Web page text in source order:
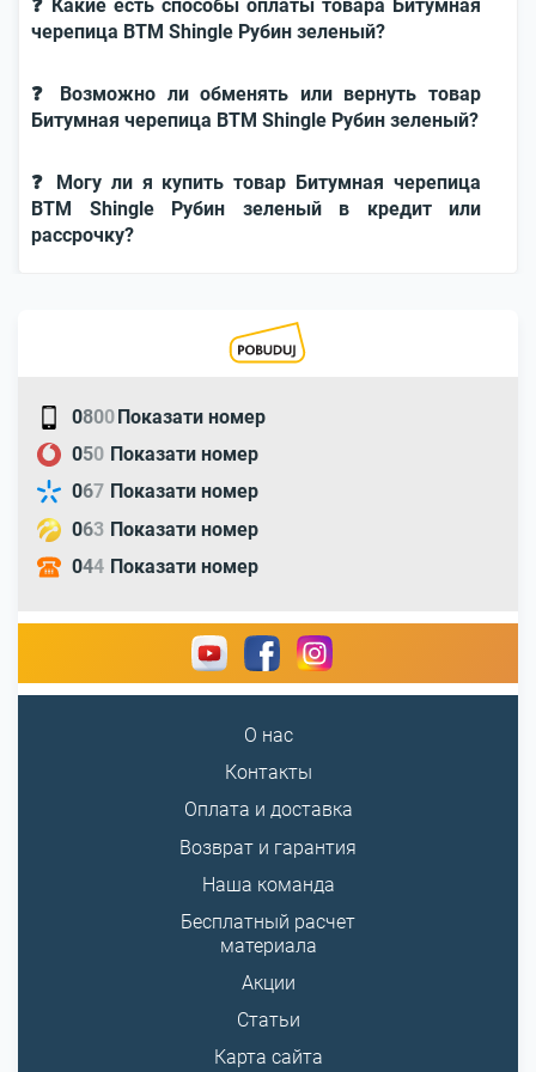
❓ Какие есть способы оплаты товара Битумная
черепица BTM Shingle Рубин зеленый?
❓ Возможно ли обменять или вернуть товар
Битумная черепица BTM Shingle Рубин зеленый?
❓ Могу ли я купить товар Битумная черепица
BTM Shingle Рубин зеленый в кредит или
рассрочку?
0800Показати номер
050 Показати номер
067 Показати номер
063 Показати номер
044 Показати номер
О нас
Контакты
Оплата и доставка
Возврат и гарантия
Наша команда
Бесплатный расчет
материала
Акции
Статьи
Карта сайта